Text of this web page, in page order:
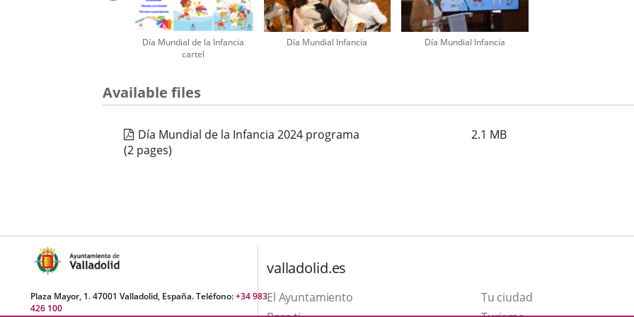
Día Mundial de la Infancia
cartel
Día Mundial Infancia Día Mundial Infancia
of
Available files
Día Mundial de la Infancia 2024 programa 2.1 MB
(2 pages)
Plaza Mayor, 1. 47001 Valladolid, España. Teléfono:+34 983
426 100
valladolid.es
El Ayuntamiento
Tu ciudad